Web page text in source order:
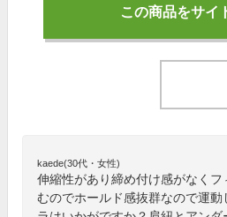
この商品をサイ
kaede(30代・女性)
伸縮性があり締め付け感がなく
むのでホールド感抜群なので運